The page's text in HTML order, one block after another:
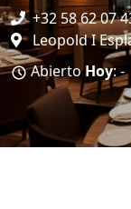
+32 58 62 07
Leopold I
AbiertoHoy: -